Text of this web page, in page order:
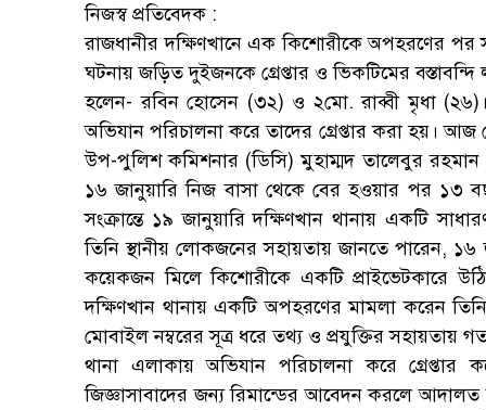
নিজস্ব প্রতিবেদক :
রাজধানীর দক্ষিণখানে এক কিশোরীকে অপহরণের পর
ঘটনায় জড়িত দুইজনকে গ্রেপ্তার ও ভিকটিমের
হলেন- রবিন হোসেন (৩২) ও ২মো. রাব্বী মৃধা
অভিযান পরিচালনা করে তাদের গ্রেপ্তার করা হয়।
উপ-পুলিশ কমিশনার (ডিসি) মুহাম্মদ তালেবুর রহমান
১৬ জানুয়ারি নিজ বাসা থেকে বের হওয়ার পর ১৩
সংক্রান্তে ১৯ জানুয়ারি দক্ষিণখান থানায় একটি
তিনি স্থানীয় লোকজনের সহায়তায় জানতে পারেন, ১৬
কয়েকজন মিলে কিশোরীকে একটি প্রাইভেটকারে
দক্ষিণখান থানায় একটি অপহরণের মামলা করেন
মোবাইল নম্বরের সূত্র ধরে তথ্য ও প্রযুক্তির সহায়তায়
থানা এলাকায় অভিযান পরিচালনা করে গ্রেপ্তার
জিজ্ঞাসাবাদের জন্য রিমান্ডের আবেদন করলে আদালত